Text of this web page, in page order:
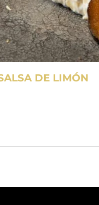
DE LIMÓN